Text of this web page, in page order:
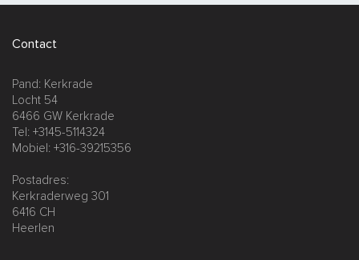
Contact
Pand: Kerkrade
Locht 54
6466 GW Kerkrade
Tel: +3145-5114324
Mobiel: +316-39215356
Postadres:
Kerkraderweg 301
6416 CH
Heerlen